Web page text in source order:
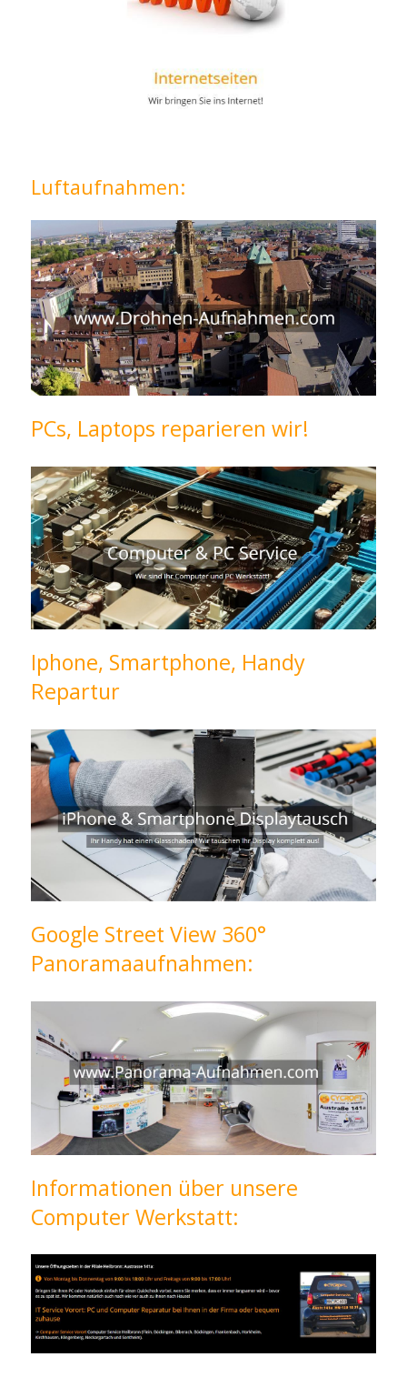
Luftaufnahmen:
PCs, Laptops reparieren wir!
Iphone, Smartphone, Handy
Repartur
Google Street View 360°
Panoramaaufnahmen:
Informationen über unsere
Computer Werkstatt: